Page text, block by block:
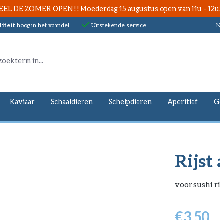
DE ZOMER OPEN ! ! Moederdag 15 augustus open van 11u -
hoog in het vaandel Uitstekende service
Kaviaar Schaaldieren Schelpdieren Aperitief
Rijst
voor sushi
€3.50